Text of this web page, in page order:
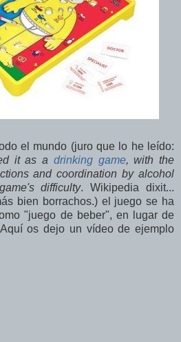
el mundo (juro que lo he leído:
it as a drinking game, with the
and coordination by alcohol
difficulty. Wikipedia dixit...
bien borrachos.) el juego se ha
"juego de beber", en lugar de
os dejo un vídeo de ejemplo